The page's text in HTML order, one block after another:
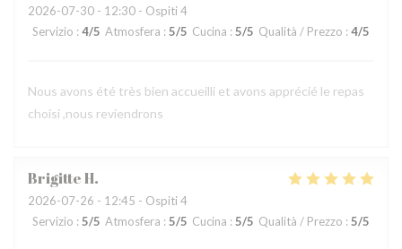
2026-07-30 - 12:30 - Ospiti 4
Servizio : 4/5 Atmosfera : 5/5 Cucina : 5/5 Qualità / Prezzo : 4/5
Nous avons été très bien accueilli et avons apprécié le repas
choisi ,nous reviendrons
BrigitteH
2026-07-26 - 12:45 - Ospiti 4
Servizio : 5/5 Atmosfera : 5/5 Cucina : 5/5 Qualità / Prezzo : 5/5